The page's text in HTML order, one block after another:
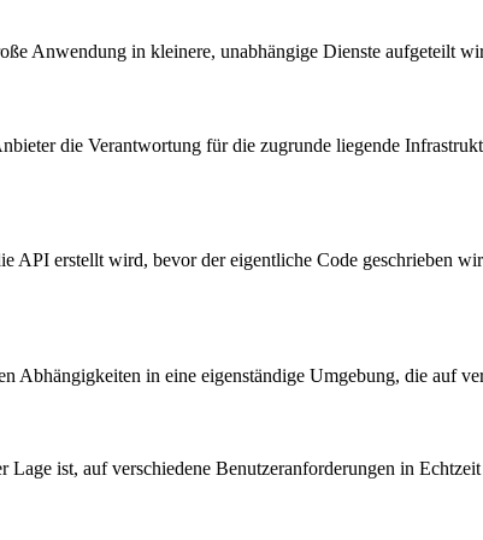
Anwendung in kleinere, unabhängige Dienste aufgeteilt
die Verantwortung für die zugrunde liegende
API erstellt wird, bevor der eigentliche Code geschrieben
in eine eigenständige Umgebung, die auf
ist, auf verschiedene Benutzeranforderungen in